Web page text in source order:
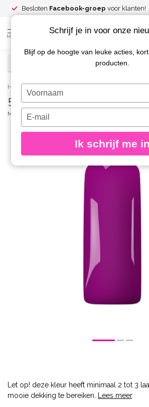
Besloten Facebook-groep voor klanten!
MENU
Home / 596 Gelpolish Lush Violet
596 Gelpolish Lush Violet
MAGNETIC
Let op! deze kleur heeft minimaal 2 tot 3
mooie dekking te bereiken.
Lees meer.
Schrijf je in voor onze
Blijf op de hoogte van leuke acties,
producten.
Typ
je
naam
Typ
je
e-
in
Ik schrijf me in